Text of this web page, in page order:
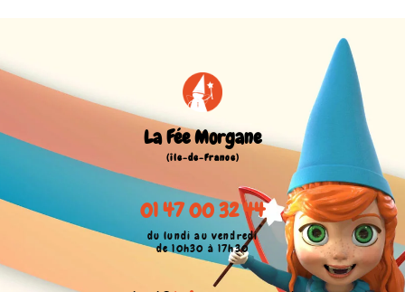
La Fée Morgane
(île-de-France)
01 47 00 32 44
du lundi au vendredi
de 10h30 à 17h30